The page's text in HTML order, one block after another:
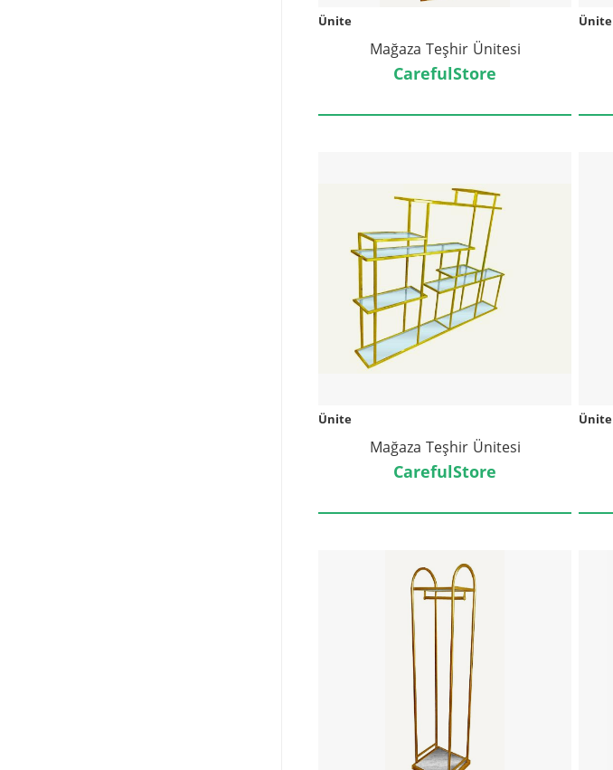
Ünite
Mağaza Teşhir Ünitesi
CarefulStore
Ünite
Ünite
Mağaza Teşhir Ünitesi
CarefulStore
Ünite